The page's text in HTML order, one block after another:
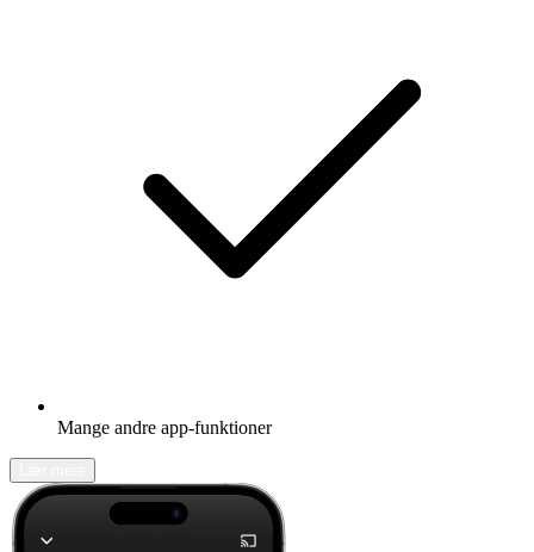
Mange andre app-funktioner